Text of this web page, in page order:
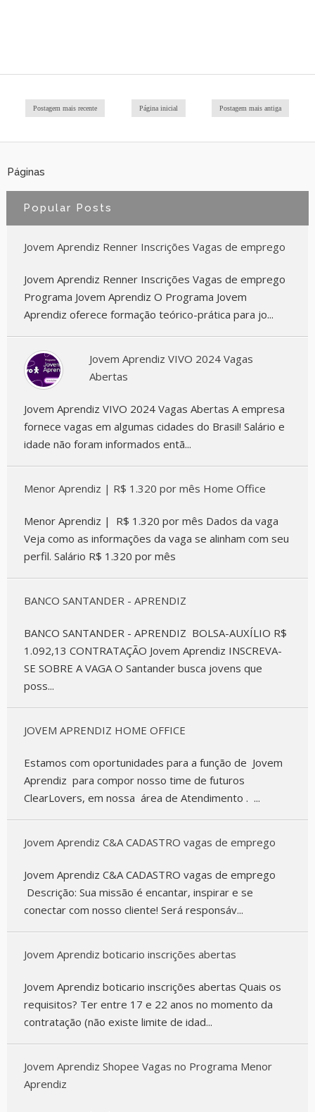
Postagem mais recente Postagem mais antiga
Página inicial
Páginas
Popular Posts
Jovem Aprendiz Renner Inscrições Vagas de emprego
Jovem Aprendiz Renner Inscrições Vagas de emprego
Programa Jovem Aprendiz O Programa Jovem
Aprendiz oferece formação teórico-prática para jo...
Jovem Aprendiz VIVO 2024 Vagas
Abertas
Jovem Aprendiz VIVO 2024 Vagas Abertas A empresa
fornece vagas em algumas cidades do Brasil! Salário e
idade não foram informados entã...
Menor Aprendiz | R$ 1.320 por mês Home Office
Menor Aprendiz | R$ 1.320 por mês Dados da vaga
Veja como as informações da vaga se alinham com seu
perfil. Salário R$ 1.320 por mês
BANCO SANTANDER - APRENDIZ
BANCO SANTANDER - APRENDIZ BOLSA-AUXÍLIO R$
1.092,13 CONTRATAÇÃO Jovem Aprendiz INSCREVA-
SE SOBRE A VAGA O Santander busca jovens que
poss...
JOVEM APRENDIZ HOME OFFICE
Estamos com oportunidades para a função de Jovem
Aprendiz para compor nosso time de futuros
ClearLovers, em nossa área de Atendimento . ...
Jovem Aprendiz C&A CADASTRO vagas de emprego
Jovem Aprendiz C&A CADASTRO vagas de emprego
Descrição: Sua missão é encantar, inspirar e se
conectar com nosso cliente! Será responsáv...
Jovem Aprendiz boticario inscrições abertas
Jovem Aprendiz boticario inscrições abertas Quais os
requisitos? Ter entre 17 e 22 anos no momento da
contratação (não existe limite de idad...
Jovem Aprendiz Shopee Vagas no Programa Menor
Aprendiz